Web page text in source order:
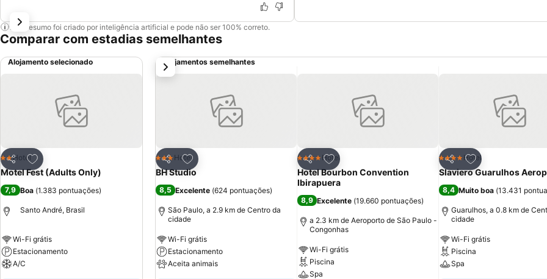
Este resumo foi criado por inteligência artificial e pode não ser 100% correto.
Comparar com estadias semelhantes
Alojamento selecionado
Partilhar
Adicionar aos favoritos
2 Estrelas
Hotel
Motel Fest (Adults Only)
7,9 Boa (1.383 pontuações)
Santo André, Brasil
Wi-Fi grátis
Estacionamento
A/C
Alojamentos semelhantes
Partilhar
Adicionar aos favoritos
3 Estrelas
Hotel
BH Studio
8,5 Excelente (624 pontuações)
São Paulo, a 2.9 km de Centro da
cidade
Wi-Fi grátis
Estacionamento
Aceita animais
Partilhar
Adicionar aos favoritos
4 EstrelasHotel
Hotel Bourbon Convention
Ibirapuera
8,9 Excelente (19.660 pontuações)
a 2.3 km de Aeroporto de São Paulo -
Congonhas
Wi-Fi grátis
Piscina
Spa
Partilhar
Adicionar aos
4 EstrelasHotel
Slaviero Guarulhos
8,4 Muito boa (13.431
Guarulhos, a 0.8 km de
cidade
Wi-Fi grátis
Piscina
Spa
próximo